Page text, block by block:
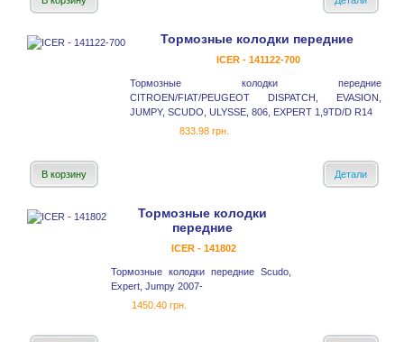
Тормозные колодки передние
ICER - 141122-700
Тормозные колодки передние
CITROEN/FIAT/PEUGEOT DISPATCH, EVASION,
JUMPY, SCUDO, ULYSSE, 806, EXPERT 1,9TD/D R14
833.98 грн.
В корзину Детали
Тормозные колодки
передние
ICER - 141802
Тормозные колодки передние Scudo,
Expert, Jumpy 2007-
1450.40 грн.